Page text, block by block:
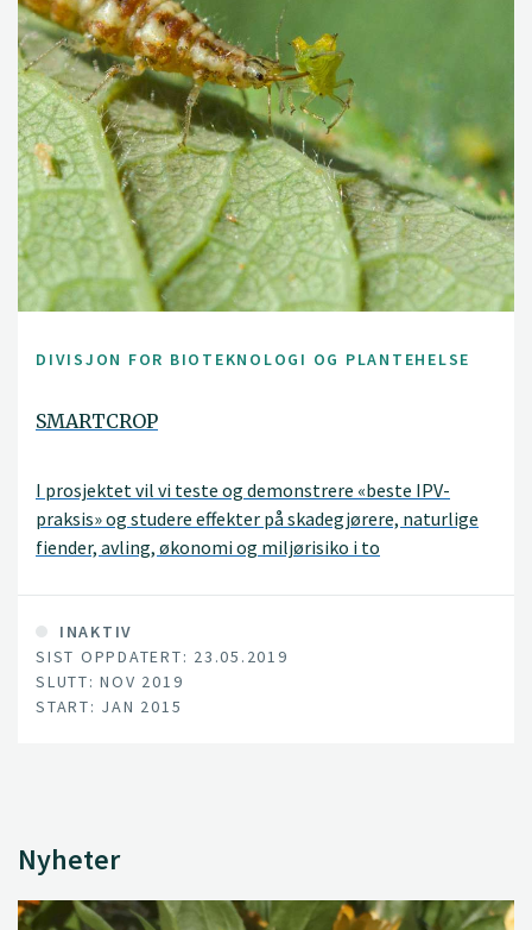
DIVISJON FOR BIOTEKNOLOGI OG PLANTEHELSE
SMARTCROP
I prosjektet vil vi teste og demonstrere «beste IPV-
praksis» og studere effekter på skadegjørere, naturlige
fiender, avling, økonomi og miljørisiko i to
jordbær). Arbeidet er delt inn i fire faglige arbeidspakker
(AP), se egne omtaler av disse i menyen til venstre.
INAKTIV
SIST OPPDATERT: 23.05.2019
SLUTT: NOV 2019
START: JAN 2015
Nyheter